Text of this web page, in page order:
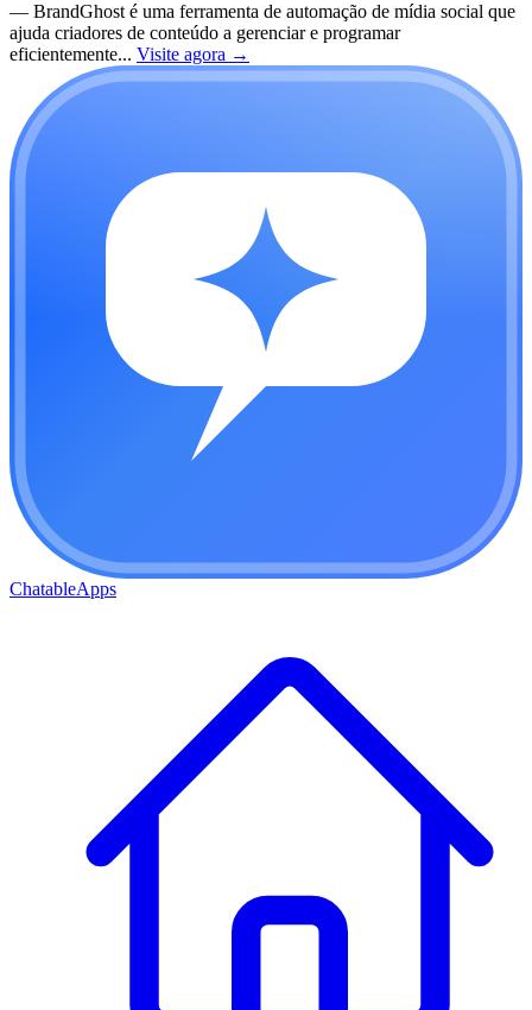
— BrandGhost é uma ferramenta de automação de mídia social que
ajuda criadores de conteúdo a gerenciar e programar
eficientemente... Visite agora →
ChatableApps